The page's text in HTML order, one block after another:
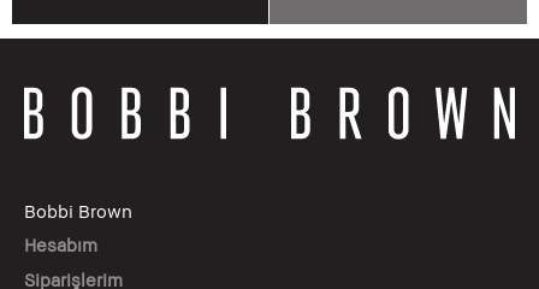
Bobbi Brown
Hesabım
Siparişlerim